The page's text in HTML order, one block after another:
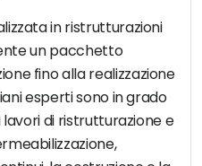
in ristrutturazioni
un pacchetto
fino alla realizzazione
esperti sono in grado
di ristrutturazione e